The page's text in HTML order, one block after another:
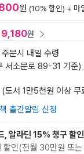
원 (10% 할인) + 마
9,180원
주문시 내일 수령
서소문로 89-31 기준)
도서 1만5천원 이상 무
출간알림 신청
, 알라딘 15% 청구 할인
할인(전월 30만원 또